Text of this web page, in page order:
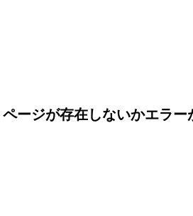
ページが存在しないかエラー